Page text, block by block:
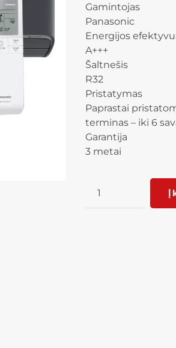
Gamintojas
Panasonic
Energijos
A+++
Šaltnešis
R32
Pristatymas
Paprastai
terminas – iki 6
Garantija
3 metai
Į